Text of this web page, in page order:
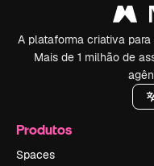
A plataforma criativa
Mais de 1 milhão de
Produtos
Spaces